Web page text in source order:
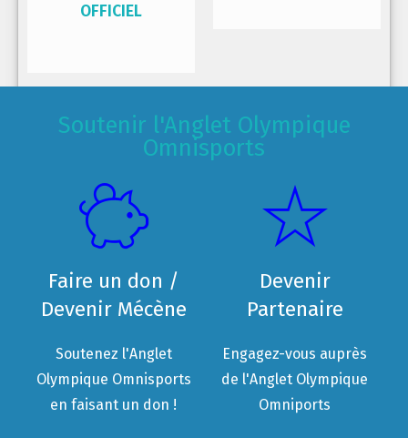
OFFICIEL
Soutenir l'Anglet Olympique
Omnisports
Faire un don /
Devenir Mécène
Soutenez l'Anglet
Olympique Omnisports
en faisant un don !
Devenir
Partenaire
Engagez-vous auprès
de l'Anglet Olympique
Omniports